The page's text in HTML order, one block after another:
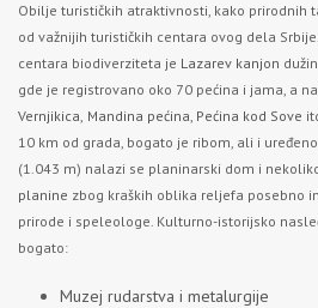
Obilje turističkih atraktivnosti, kako prirodnih
od važnijih turističkih centara ovog dela
centara biodiverziteta je Lazarev kanjon
gde je registrovano oko 70 pećina i jama, a
Vernjikica, Mandina pećina, Pećina kod Sove
10 km od grada, bogato je ribom, ali i
(1.043 m) nalazi se planinarski dom i
planine zbog kraških oblika reljefa posebno
prirode i speleologe. Kulturno-istorijsko
bogato:
Muzej rudarstva i metalurgije